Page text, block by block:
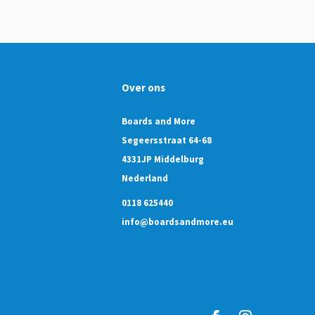
Over ons
Boards and More
Segeersstraat 64-68
4331JP Middelburg
Nederland
0118 625440
info@boardsandmore.eu